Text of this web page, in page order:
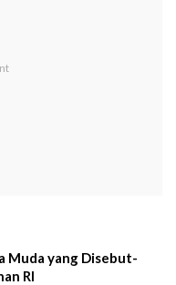
Muda yang Disebut-
RI